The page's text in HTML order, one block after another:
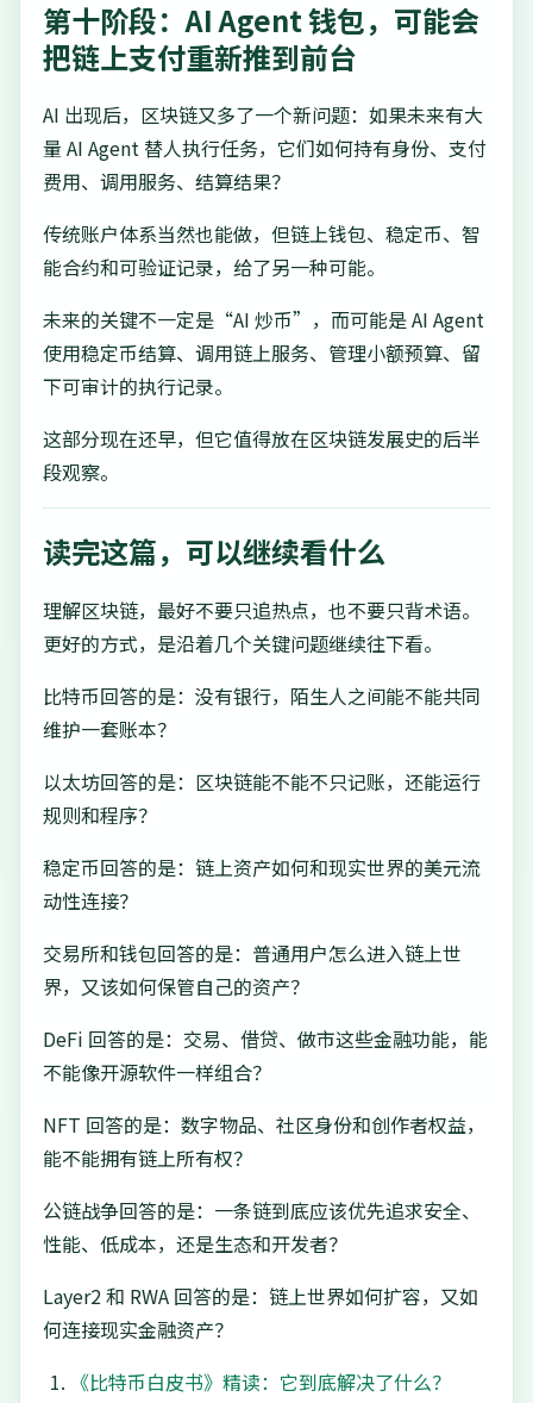
第十阶段：AI Agent 钱包，可能会
把链上支付重新推到前台
AI 出现后，区块链又多了一个新问题：如果未来有大
量 AI Agent 替人执行任务，它们如何持有身份、支付
费用、调用服务、结算结果？
传统账户体系当然也能做，但链上钱包、稳定币、智
能合约和可验证记录，给了另一种可能。
未来的关键不一定是“AI 炒币”，而可能是 AI Agent
使用稳定币结算、调用链上服务、管理小额预算、留
下可审计的执行记录。
这部分现在还早，但它值得放在区块链发展史的后半
段观察。
读完这篇，可以继续看什么
理解区块链，最好不要只追热点，也不要只背术语。
更好的方式，是沿着几个关键问题继续往下看。
比特币回答的是：没有银行，陌生人之间能不能共同
维护一套账本？
以太坊回答的是：区块链能不能不只记账，还能运行
规则和程序？
稳定币回答的是：链上资产如何和现实世界的美元流
动性连接？
交易所和钱包回答的是：普通用户怎么进入链上世
界，又该如何保管自己的资产？
DeFi 回答的是：交易、借贷、做市这些金融功能，能
不能像开源软件一样组合？
NFT 回答的是：数字物品、社区身份和创作者权益，
能不能拥有链上所有权？
公链战争回答的是：一条链到底应该优先追求安全、
性能、低成本，还是生态和开发者？
Layer2 和 RWA 回答的是：链上世界如何扩容，又如
何连接现实金融资产？
《比特币白皮书》精读：它到底解决了什么？